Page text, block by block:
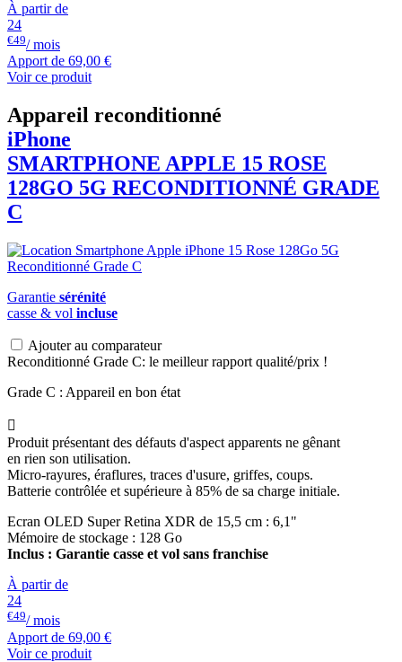
À partir de
24
€49/ mois
Apport de 69,00 €
Voir ce produit
Appareil reconditionné
iPhone
SMARTPHONE APPLE 15 ROSE
128GO 5G RECONDITIONNÉ GRADE
C
Garantie sérénité
casse & vol incluse
Ajouter au comparateur
Reconditionné Grade C: le meilleur rapport qualité/prix !
Grade C : Appareil en bon état

Produit présentant des défauts d'aspect apparents ne gênant
en rien son utilisation.
Micro-rayures, éraflures, traces d'usure, griffes, coups.
Batterie contrôlée et supérieure à 85% de sa charge initiale.
Ecran OLED Super Retina XDR de 15,5 cm : 6,1"
Mémoire de stockage : 128 Go
Inclus : Garantie casse et vol sans franchise
À partir de
24
€49/ mois
Apport de 69,00 €
Voir ce produit